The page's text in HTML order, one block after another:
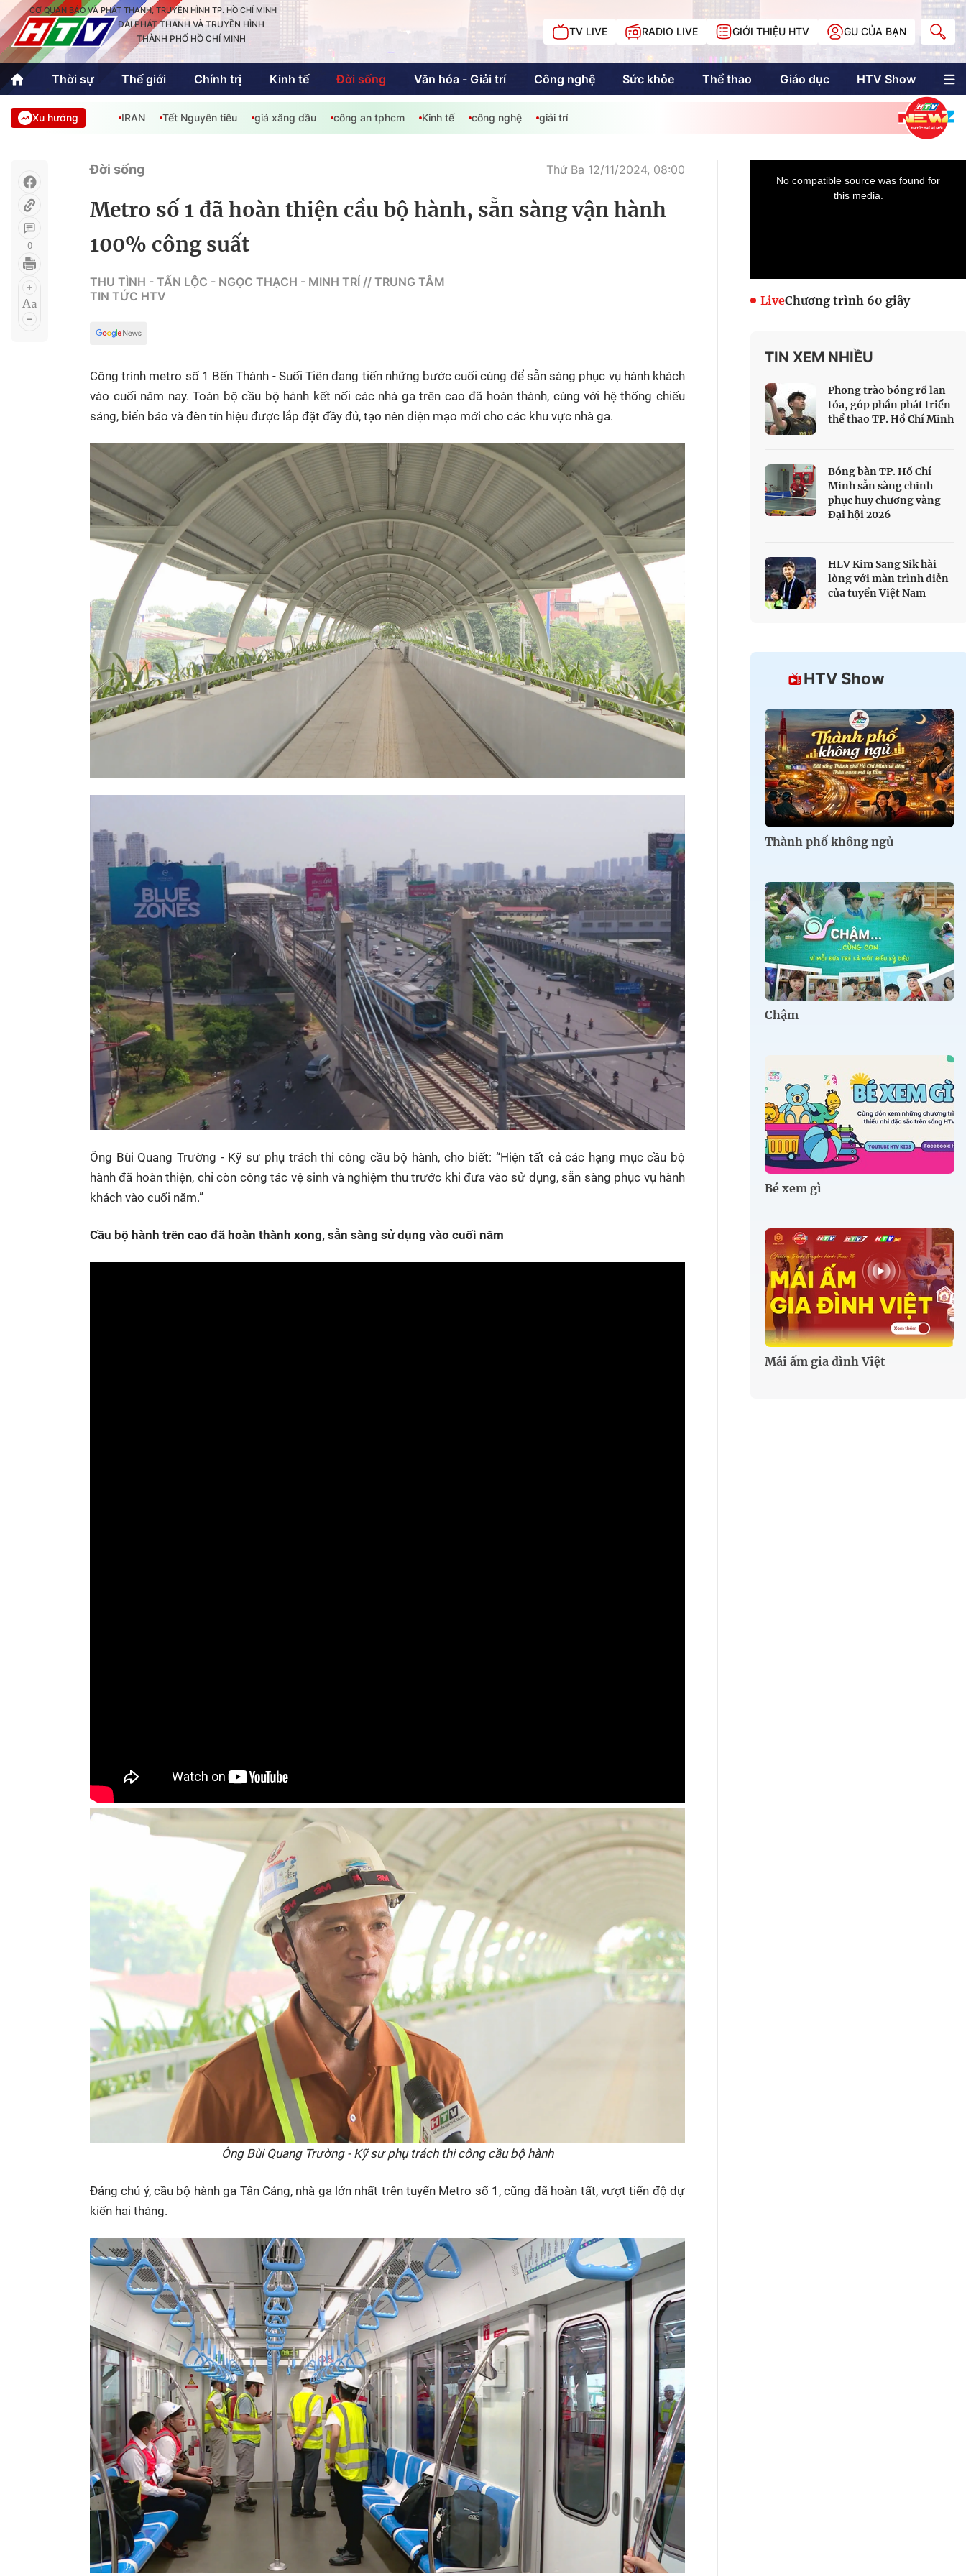
CƠ QUAN BÁO VÀ PHÁT THANH, TRUYỀN HÌNH TP. HỒ CHÍ MINH
ĐÀI PHÁT THANH VÀ TRUYỀN HÌNH
THÀNH PHỐ HỒ CHÍ MINH
TV LIVE RADIO LIVE GIỚI THIỆU HTV GU CỦA BẠN
Thời sự Thế giới Chính trị Kinh tế Đời sống Văn hóa - Giải trí Công nghệ Sức khỏe Thể thao Giáo dục HTV Show
Thời sự
Thể thao
Quốc tế
Văn hóa - Giải trí
Giáo dục Kinh tế
An Sinh
Công nghệ Phóng sự Khán giả HTV
Sự kiện quan tâm
Chuyên đề
Hồ Chí Minh
Chuyển đổi số
ngủ
Chậm
Mái ấm gia đình
Việt
Các show khác
Các chương trình
khác
Phim tài liệu
Ngày hội HTV
Innovation Fest
Chung một tấm
lòng
Cúp Truyền hình
Cuộc đua offroad
Multimedia
Multiform
Doanh nhân Sài
Gòn
Xu hướng IRAN Tết Nguyên tiêu giá xăng dầu công an tphcm Kinh tế công nghệ giải trí
0
Đời sống Thứ Ba 12/11/2024, 08:00
Metro số 1 đã hoàn thiện cầu bộ hành, sẵn sàng vận hành
100% công suất
THU TÌNH - TẤN LỘC - NGỌC THẠCH - MINH TRÍ // TRUNG TÂM
TIN TỨC HTV
Công trình metro số 1 Bến Thành - Suối Tiên đang tiến những bước cuối cùng để sẵn sàng phục vụ hành khách
vào cuối năm nay. Toàn bộ cầu bộ hành kết nối các nhà ga trên cao đã hoàn thành, cùng với hệ thống chiếu
sáng, biển báo và đèn tín hiệu được lắp đặt đầy đủ, tạo nên diện mạo mới cho các khu vực nhà ga.
Ông Bùi Quang Trường - Kỹ sư phụ trách thi công cầu bộ hành, cho biết: “Hiện tất cả các hạng mục cầu bộ
hành đã hoàn thiện, chỉ còn công tác vệ sinh và nghiệm thu trước khi đưa vào sử dụng, sẵn sàng phục vụ hành
khách vào cuối năm.”
Cầu bộ hành trên cao đã hoàn thành xong, sẵn sàng sử dụng vào cuối năm
Ông Bùi Quang Trường - Kỹ sư phụ trách thi công cầu bộ hành
Đáng chú ý, cầu bộ hành ga Tân Cảng, nhà ga lớn nhất trên tuyến Metro số 1, cũng đã hoàn tất, vượt tiến độ dự
kiến hai tháng.
LiveChương trình 60 giây
TIN XEM NHIỀU
Phong trào bóng rổ lan
tỏa, góp phần phát triển
thể thao TP. Hồ Chí Minh
Bóng bàn TP. Hồ Chí
Minh sẵn sàng chinh
phục huy chương vàng
Đại hội 2026
HLV Kim Sang Sik hài
lòng với màn trình diễn
của tuyển Việt Nam
HTV Show
Thành phố không ngủ
Chậm
Bé xem gì
Mái ấm gia đình Việt